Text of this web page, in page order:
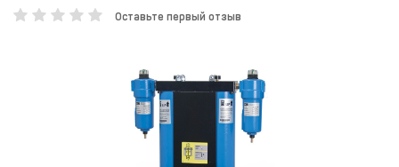
Оставьте первый отзыв